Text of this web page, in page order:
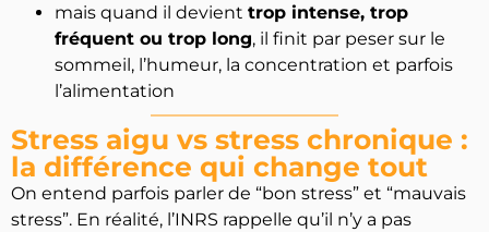
OBTENIR MON CODE
En vous inscrivant vous acceptez de recevoir
nos communications
mais quand il devient trop intense, trop
fréquent ou trop long, il finit par peser sur le
sommeil, l’humeur, la concentration et parfois
l’alimentation
Stress aigu vs stress chronique :
la différence qui change tout
On entend parfois parler de “bon stress” et “mauvais
stress”. En réalité, l’INRS rappelle qu’il n’y a pas